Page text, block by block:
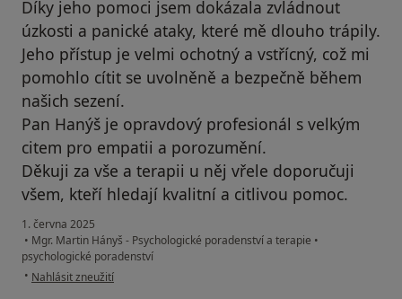
Díky jeho pomoci jsem dokázala zvládnout
úzkosti a panické ataky, které mě dlouho trápily.
Jeho přístup je velmi ochotný a vstřícný, což mi
pomohlo cítit se uvolněně a bezpečně během
našich sezení.
Pan Hanýš je opravdový profesionál s velkým
citem pro empatii a porozumění.
Děkuji za vše a terapii u něj vřele doporučuji
všem, kteří hledají kvalitní a citlivou pomoc.
1. června 2025
• Mgr. Martin Hányš - Psychologické poradenství a terapie •
psychologické poradenství
• podle názoru uživatele Klára
Nahlásit zneužití